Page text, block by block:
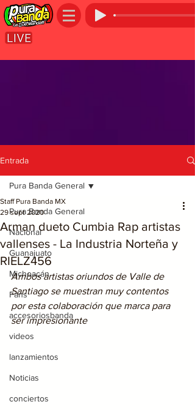
Entrada
Pura Banda General
Nacional
Guanajuato
Michoacán
Fans
accesoriosbanda
videos
lanzamientos
Noticias
conciertos
Pura Banda General
Arman dueto Cumbia Rap artistas
vallenses - La Industria Norteña y
RIELZ456
Staff Pura Banda MX
29 sept 2020
Ambos artistas oriundos de Valle de
Santiago se muestran muy contentos
por esta colaboración que marca para
ser impresionante